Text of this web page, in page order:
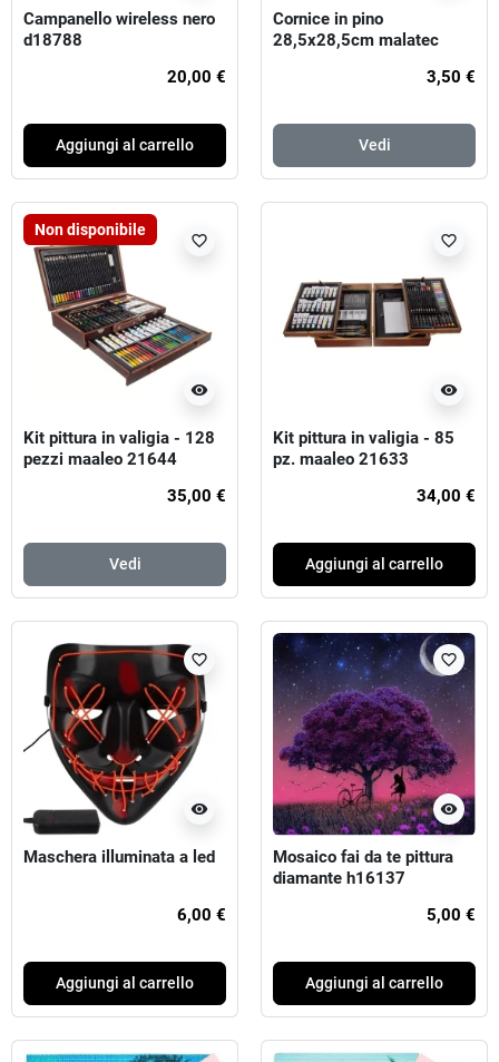
Campanello wireless nero
d18788
20,00 €
Aggiungi al carrello
Cornice in pino
28,5x28,5cm malatec
3,50 €
Vedi
Non disponibile
visibility
favorite_border
Kit pittura in valigia - 128
pezzi maaleo 21644
35,00 €
Vedi
visibility
favorite_border
Kit pittura in valigia - 85
pz. maaleo 21633
34,00 €
Aggiungi al carrello
visibility
favorite_border
Maschera illuminata a led
6,00 €
Aggiungi al carrello
visibility
favorite_border
Mosaico fai da te pittura
diamante h16137
5,00 €
Aggiungi al carrello